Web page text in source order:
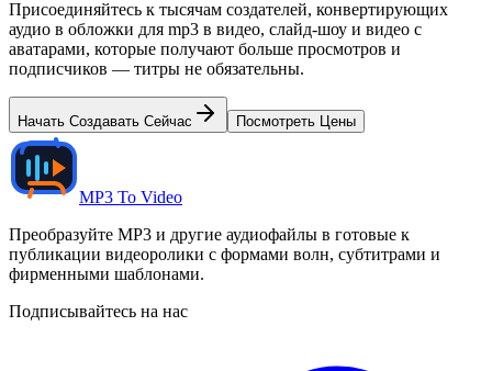
Присоединяйтесь к тысячам создателей, конвертирующих
аудио в обложки для mp3 в видео, слайд-шоу и видео с
аватарами, которые получают больше просмотров и
подписчиков — титры не обязательны.
Начать Создавать Сейчас Посмотреть Цены
MP3 To Video
Преобразуйте MP3 и другие аудиофайлы в готовые к
публикации видеоролики с формами волн, субтитрами и
фирменными шаблонами.
Подписывайтесь на нас